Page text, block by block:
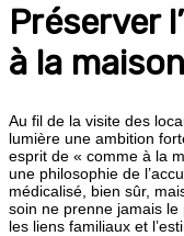
Préserver
à la
Au fil de la visite des
lumière une ambition
esprit de « comme à la
une philosophie de
médicalisé, bien sûr,
soin ne prenne jamais le
les liens familiaux et